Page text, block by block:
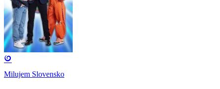
Milujem Slovensko